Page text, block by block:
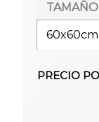
TAMAÑO
60x60cm
PRECIO